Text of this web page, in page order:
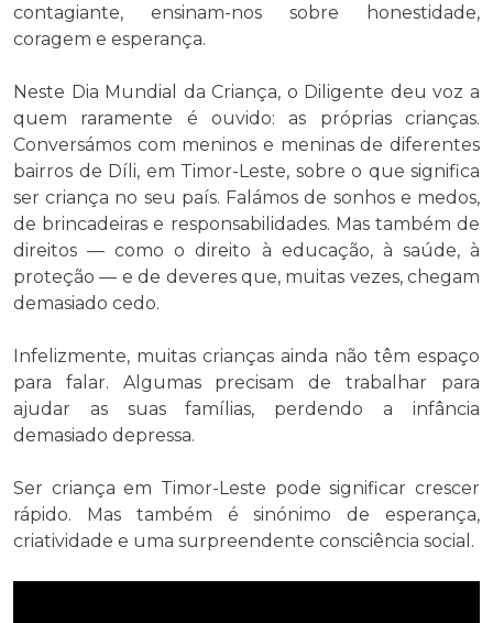
contagiante, ensinam-nos sobre honestidade,
coragem e esperança.
Neste Dia Mundial da Criança, o Diligente deu voz a
quem raramente é ouvido: as próprias crianças.
Conversámos com meninos e meninas de diferentes
bairros de Díli, em Timor-Leste, sobre o que significa
ser criança no seu país. Falámos de sonhos e medos,
de brincadeiras e responsabilidades. Mas também de
direitos — como o direito à educação, à saúde, à
proteção — e de deveres que, muitas vezes, chegam
demasiado cedo.
Infelizmente, muitas crianças ainda não têm espaço
para falar. Algumas precisam de trabalhar para
ajudar as suas famílias, perdendo a infância
demasiado depressa.
Ser criança em Timor-Leste pode significar crescer
rápido. Mas também é sinónimo de esperança,
criatividade e uma surpreendente consciência social.